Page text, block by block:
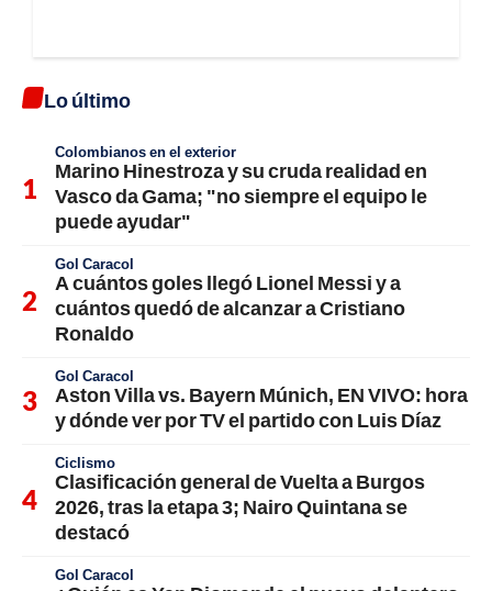
Lo último
Colombianos en el exterior
Marino Hinestroza y su cruda realidad en
Vasco da Gama; "no siempre el equipo le
puede ayudar"
Gol Caracol
A cuántos goles llegó Lionel Messi y a
cuántos quedó de alcanzar a Cristiano
Ronaldo
Gol Caracol
Aston Villa vs. Bayern Múnich, EN VIVO: hora
y dónde ver por TV el partido con Luis Díaz
Ciclismo
Clasificación general de Vuelta a Burgos
2026, tras la etapa 3; Nairo Quintana se
destacó
Gol Caracol